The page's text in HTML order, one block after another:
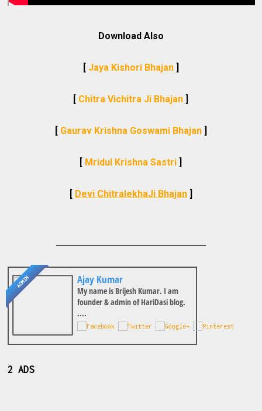
Download Also
[ Jaya Kishori Bhajan]
[ Chitra Vichitra Ji Bhajan ]
[ Gaurav Krishna Goswami Bhajan]
[ Mridul Krishna Sastri ]
[ Devi ChitralekhaJi Bhajan]
ADMIN Ajay Kumar
My name is Brijesh Kumar. I am
founder & admin of HariDasi blog.
....
2 ADS